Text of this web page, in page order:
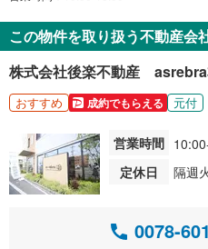
この物件を取り扱う不動産会
株式会社後楽不動産
おすすめ 成約でもらえる 元付
営業時間
定休日
隔週
0078-